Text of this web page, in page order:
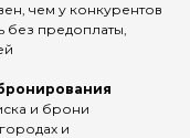
чем у конкурентов
без предоплаты,
и брони
и